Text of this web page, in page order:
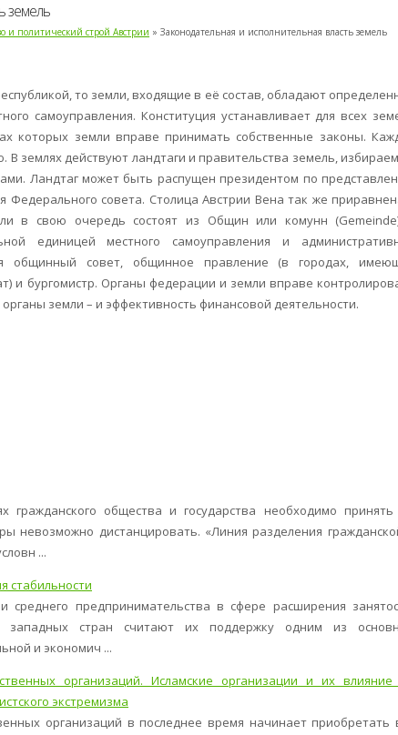
земель
и политический строй Австрии » Законодательная и исполнительная власть земель
то земли, входящие в её состав, обладают
самоуправления. Конституция устанавливает для всех
которых земли вправе принимать собственные законы.
В землях действуют ландтаги и правительства земель,
Ландтаг может быть распущен президентом по
Федерального совета. Столица Австрии Вена так же
в свою очередь состоят из Общин или комунн
единицей местного самоуправления и
общинный совет, общинное правление (в городах,
и бургомистр. Органы федерации и земли вправе
земли – и эффективность финансовой деятельности.
гражданского общества и государства необходимо
невозможно дистанцировать. «Линия разделения
...
стабильности
среднего предпринимательства в сфере расширения
западных стран считают их поддержку одним из
и экономич ...
организаций. Исламские организации и их
экстремизма
организаций в последнее время начинает приобретать